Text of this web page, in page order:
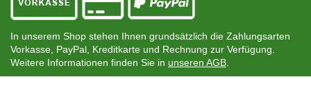
In unserem Shop stehen Ihnen grundsätzlich die Zahlungsarten
Vorkasse, PayPal, Kreditkarte und Rechnung zur Verfügung.
Weitere Informationen finden Sie in unseren AGB